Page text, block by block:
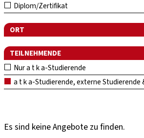
Diplom/Zertifikat
ORT
TEILNEHMENDE
Nur a t k a-Studierende
a t k a-Studierende, externe Studierende
Es sind keine Angebote zu finden.